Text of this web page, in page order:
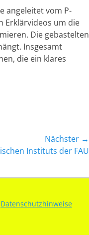
angeleitet vom P-
Erklärvideos um die
Die gebastelten
Insgesamt
die ein klares
Nächster →
Instituts der FAU
Datenschutzhinweise